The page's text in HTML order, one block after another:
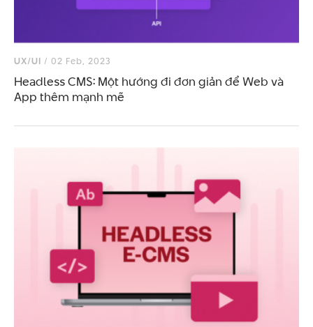
UX/UI / 02 Feb, 2023
Headless CMS: Một hướng đi đơn giản để Web và
App thêm mạnh mẽ